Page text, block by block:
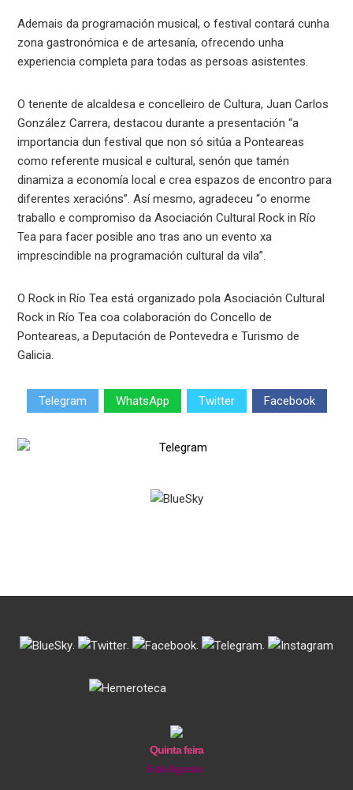
Ademais da programación musical, o festival contará cunha
zona gastronómica e de artesanía, ofrecendo unha
experiencia completa para todas as persoas asistentes.
O tenente de alcaldesa e concelleiro de Cultura, Juan Carlos
González Carrera, destacou durante a presentación “a
importancia dun festival que non só sitúa a Ponteareas
como referente musical e cultural, senón que tamén
dinamiza a economía local e crea espazos de encontro para
diferentes xeracións”. Así mesmo, agradeceu “o enorme
traballo e compromiso da Asociación Cultural Rock in Río
Tea para facer posible ano tras ano un evento xa
imprescindible na programación cultural da vila”.
O Rock in Río Tea está organizado pola Asociación Cultural
Rock in Río Tea coa colaboración do Concello de
Ponteareas, a Deputación de Pontevedra e Turismo de
Galicia.
Telegram WhatsApp Twitter Facebook
. . . .
Quinta feira
6 de Agosto